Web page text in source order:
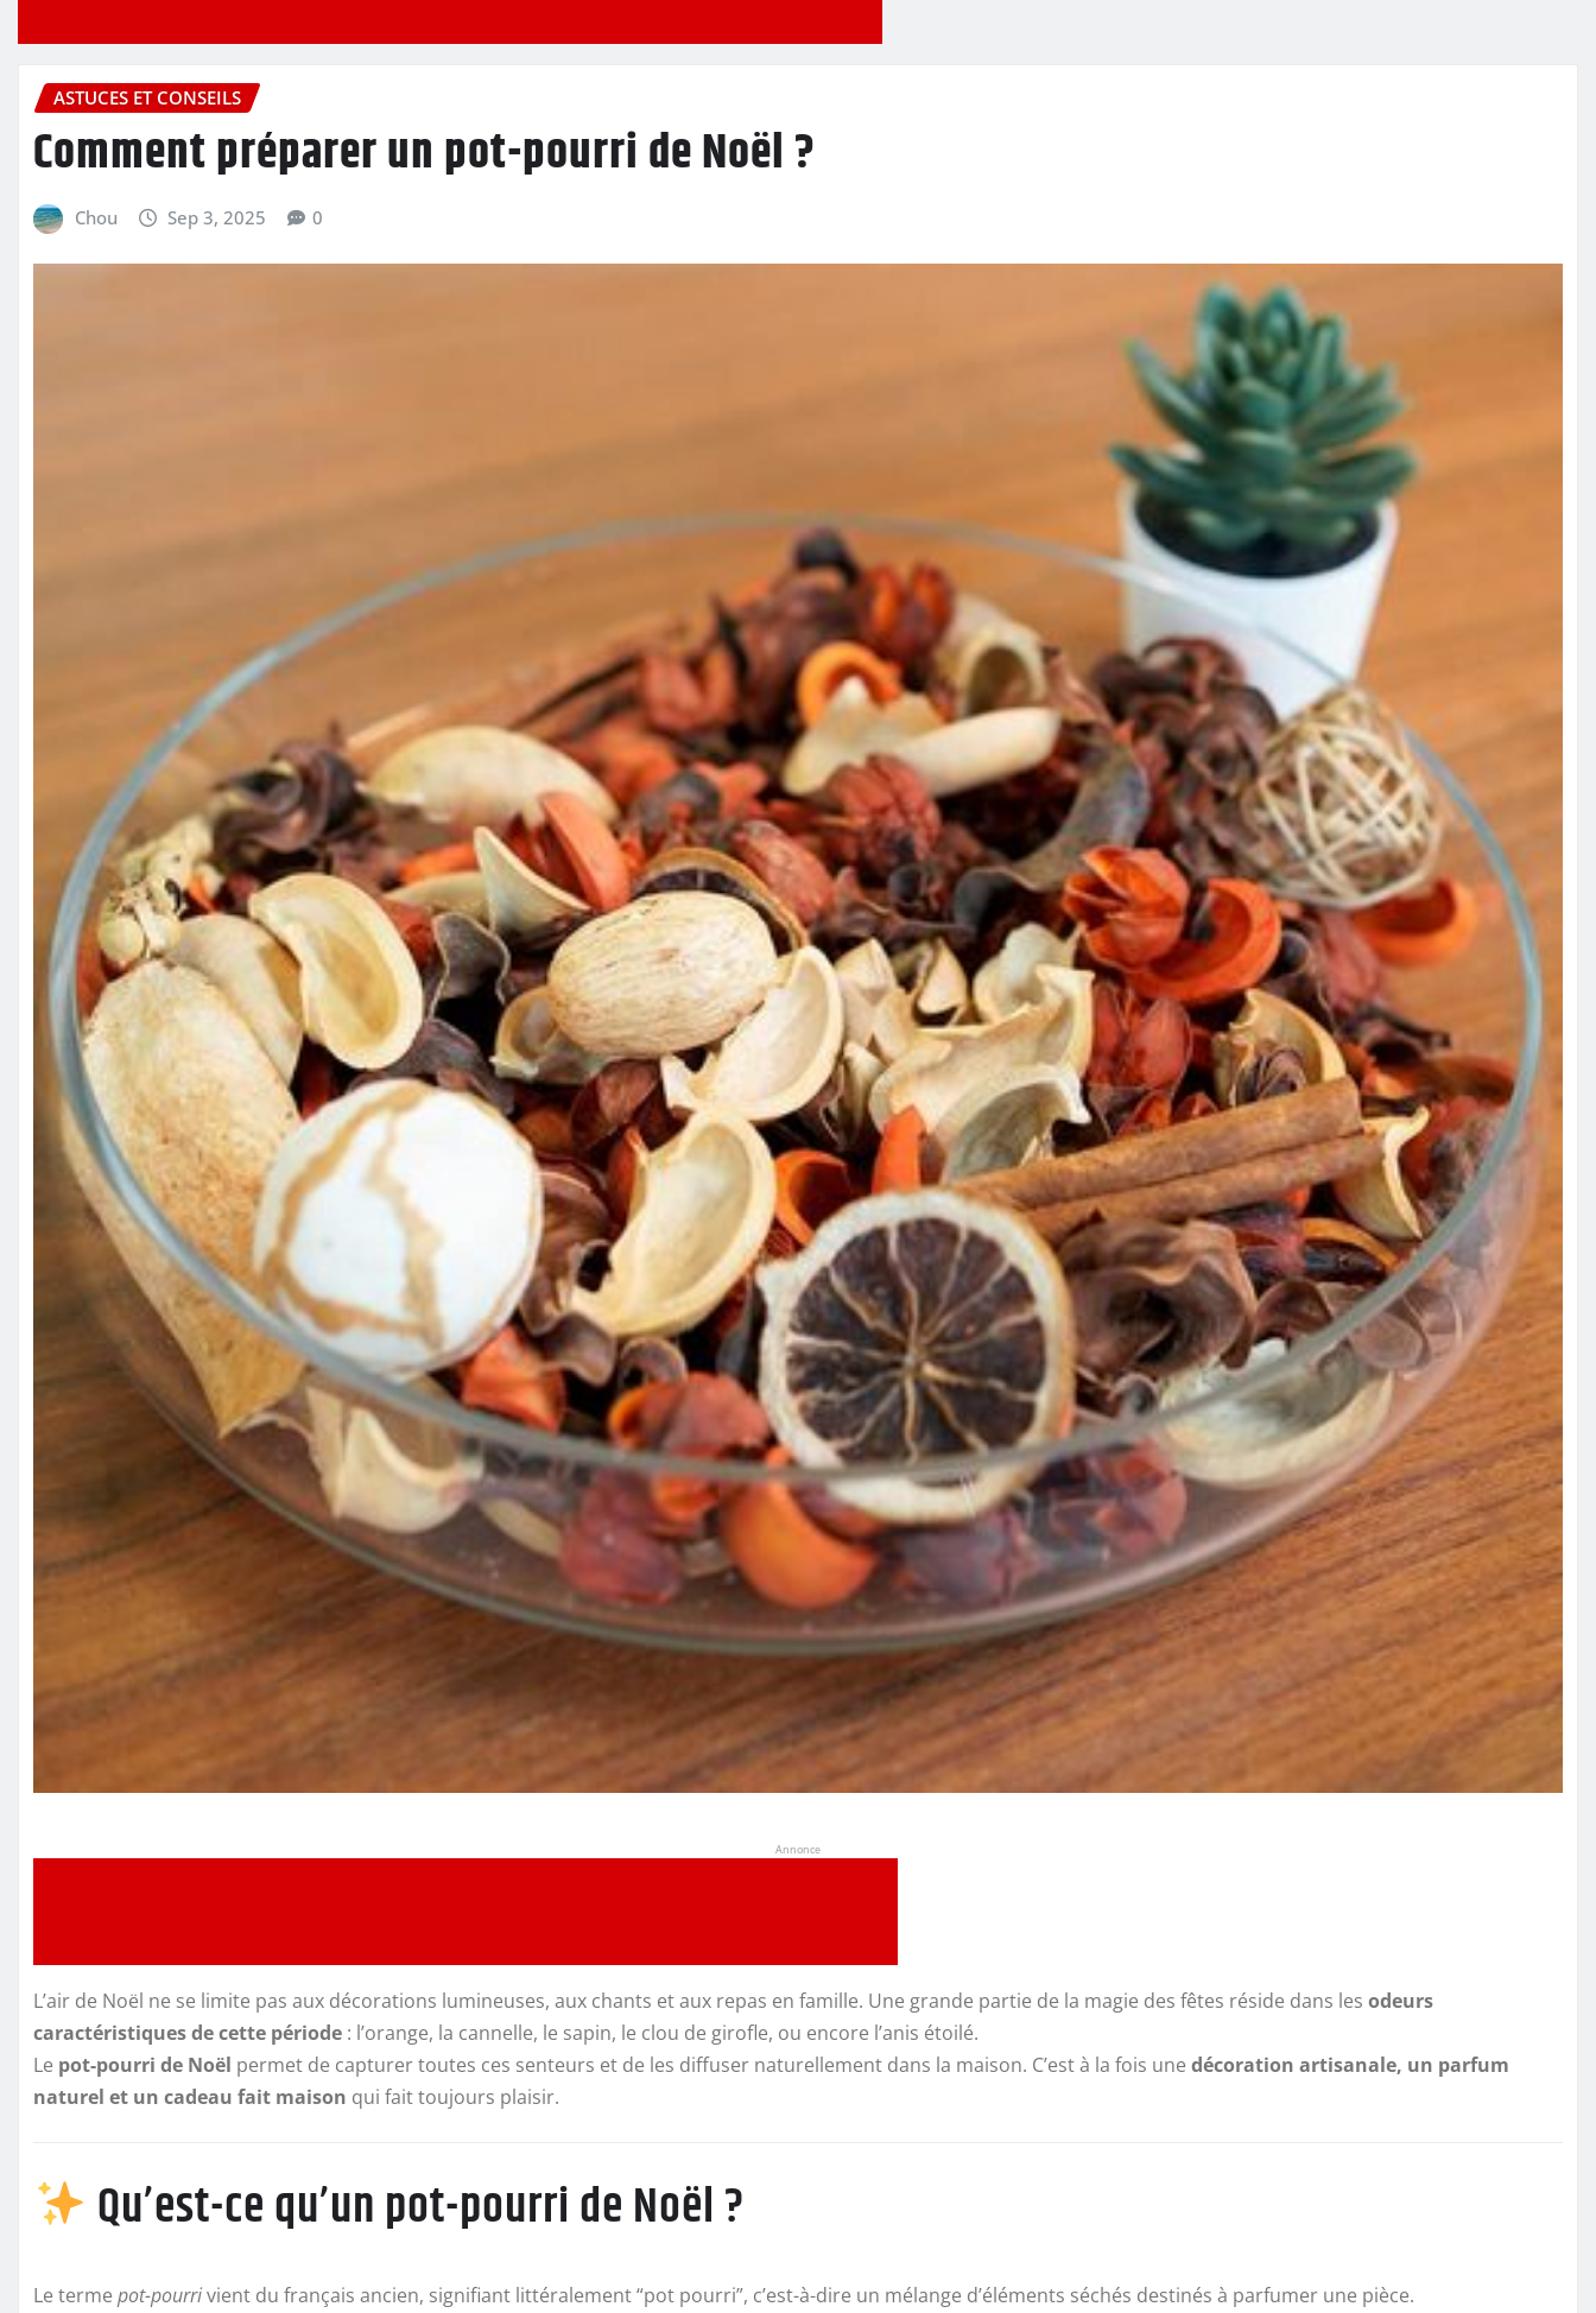
ASTUCES ET CONSEILS
Comment préparer un pot-pourri de Noël ?
Chou Sep 3, 2025 0
Annonce
L’air de Noël ne se limite pas aux décorations lumineuses, aux chants et aux repas en famille. Une grande partie de la magie des fêtes réside dans les odeurs
caractéristiques de cette période : l’orange, la cannelle, le sapin, le clou de girofle, ou encore l’anis étoilé.
Le pot-pourri de Noël permet de capturer toutes ces senteurs et de les diffuser naturellement dans la maison. C’est à la fois une décoration artisanale, un parfum
naturel et un cadeau fait maison qui fait toujours plaisir.
Qu’est-ce qu’un pot-pourri de Noël ?
Le terme pot-pourrivient du français ancien, signifiant littéralement “pot pourri”, c’est-à-dire un mélange d’éléments séchés destinés à parfumer une pièce.